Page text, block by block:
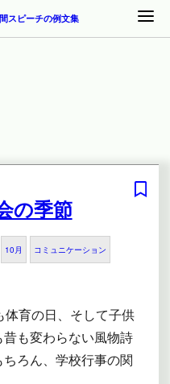
スピーチの例文集
の季節
10月 コミュニケーション
育の日、そして子供
も変わらない風物詩
ろん、学校行事の関